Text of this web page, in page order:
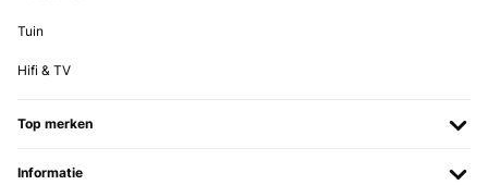
Tuin
Hifi & TV
Top merken
Informatie